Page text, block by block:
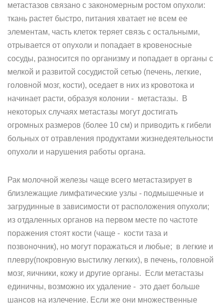
метастазов связано с закономерным ростом опухоли:
ткань растет быстро, питания хватает не всем ее
элементам, часть клеток теряет связь с остальными,
отрывается от опухоли и попадает в кровеносные
сосуды, разносится по организму и попадает в органы с
мелкой и развитой сосудистой сетью (печень, легкие,
головной мозг, кости), оседает в них из кровотока и
начинает расти, образуя колонии - метастазы. В
некоторых случаях метастазы могут достигать
огромных размеров (более 10 см) и приводить к гибели
больных от отравления продуктами жизнедеятельности
опухоли и нарушения работы органа.
Рак молочной железы чаще всего метастазирует в
близлежащие лимфатические узлы - подмышечные и
загрудинные в зависимости от расположения опухоли;
из отдаленных органов на первом месте по частоте
поражения стоят кости (чаще - кости таза и
позвоночник), но могут поражаться и любые; в легкие и
плевру(покровную выстилку легких), в печень, головной
мозг, яичники, кожу и другие органы. Если метастазы
единичны, возможно их удаление - это дает больше
шансов на излечение. Если же они множественные